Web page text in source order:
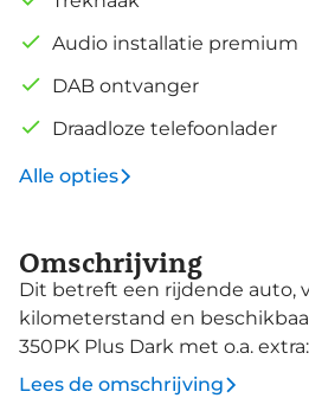
Audio installatie premium
DAB ontvanger
Draadloze telefoonlader
Alle opties
Omschrijving
Dit betreft een rijdende auto,
kilometerstand en beschikbaarheid. Volvo
350PK Plus Dark met o.a. extra: - 21" 5-Dubbel
Spaaks Black / Diamond Cut
Lees de omschrijving